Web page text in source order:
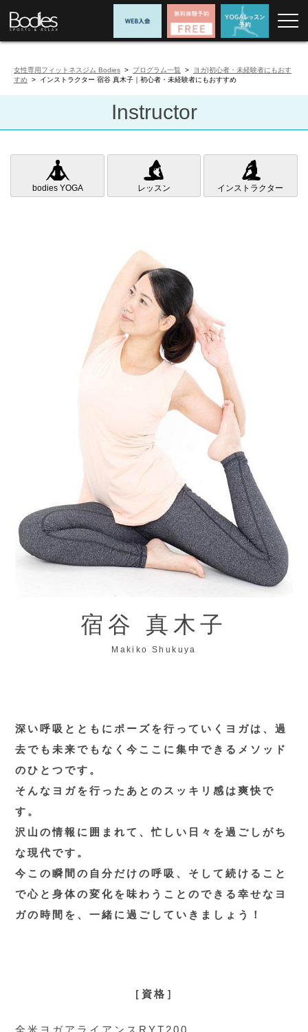
女性専用フィットネスジム Bodies > プログラム一覧 > ヨガ|初心者・未経験者にもおす
すめ > インストラクター 宿谷 真木子｜初心者・未経験者にもおすすめ
Instructor
bodies YOGA レッスン インストラクター
宿谷 真木子
Makiko Shukuya
深い呼吸とともにポーズを行っていくヨガは、過
去でも未来でもなく今ここに集中できるメソッド
のひとつです。
そんなヨガを行ったあとのスッキリ感は爽快で
す。
沢山の情報に囲まれて、忙しい日々を過ごしがち
な現代です。
今この瞬間の自分だけの呼吸、そして続けること
で心と身体の変化を味わうことのできる幸せなヨ
ガの時間を、一緒に過ごしていきましょう！
［資格］
全米ヨガアライアンスRYT200